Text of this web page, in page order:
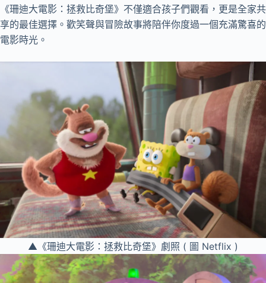
《珊迪大電影：拯救比奇堡》不僅適合孩子們觀看，更是全家共
享的最佳選擇。歡笑聲與冒險故事將陪伴你度過一個充滿驚喜的
電影時光。
▲《珊迪大電影：拯救比奇堡》劇照 ( 圖 Netflix )